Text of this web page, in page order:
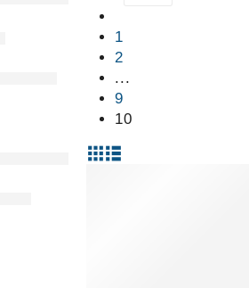
1
2
...
9
10